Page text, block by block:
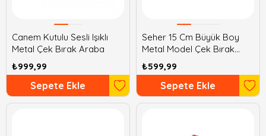
Canem Kutulu Sesli Işıklı
Metal Çek Bırak Araba
₺999,99
Sepete Ekle
Seher 15 Cm Büyük Boy
Metal Model Çek Bırak
Araba
₺599,99
Sepete Ekle